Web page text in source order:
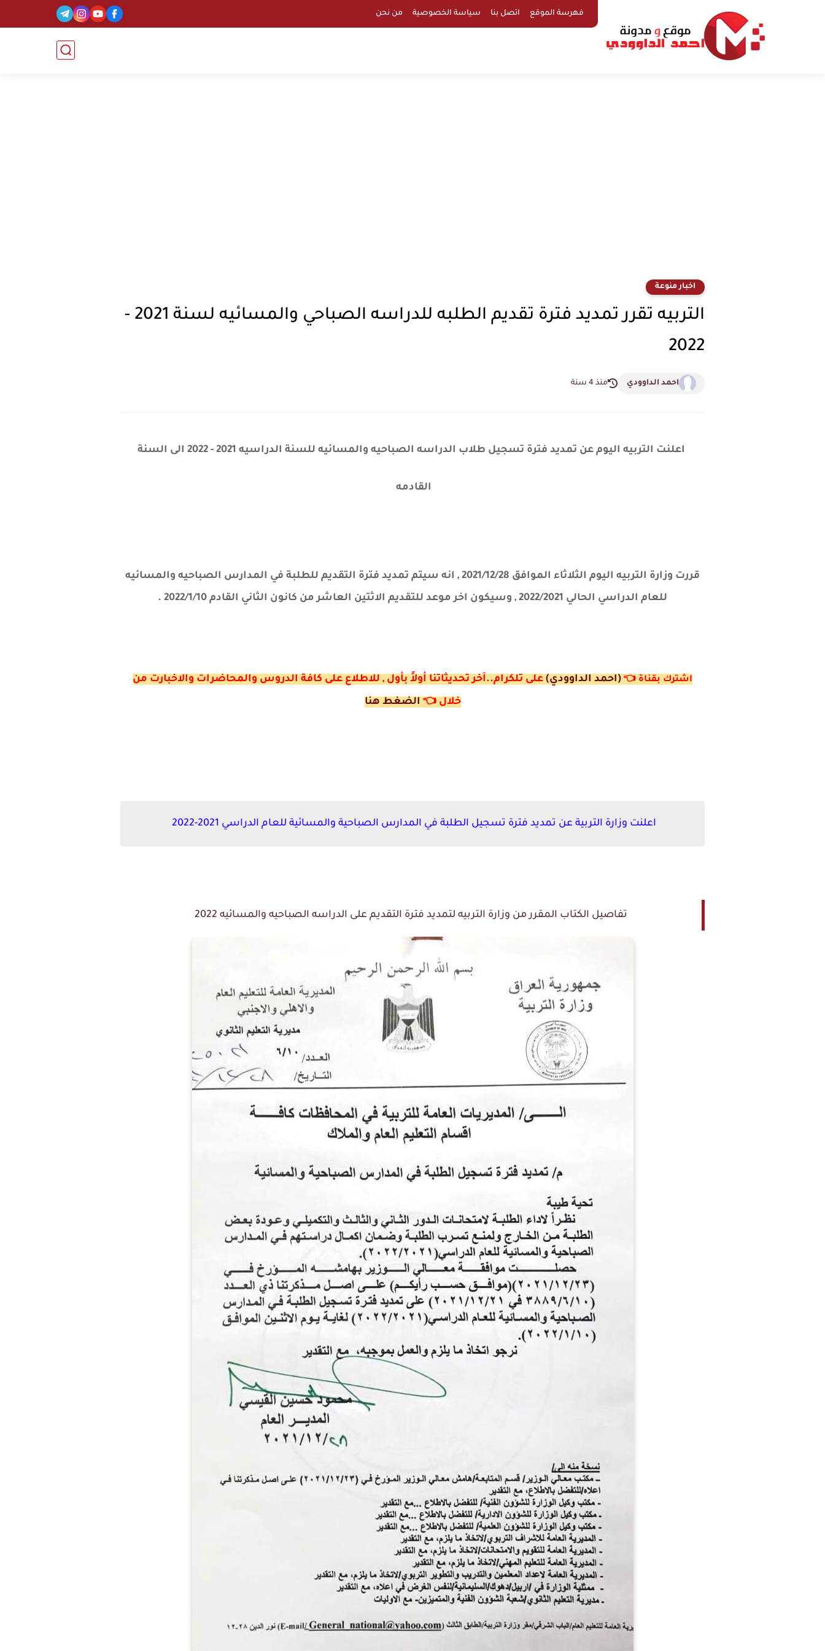
فهرسة الموقع اتصل بنا سياسة الخصوصية من نحن
اخبار منوعة
التربيه تقرر تمديد فترة تقديم الطلبه للدراسه الصباحي والمسائيه لسنة 2021 -
2022
احمد الداوودي منذ 4 سنة
اعلنت التربيه اليوم عن تمديد فترة تسجيل طلاب الدراسه الصباحيه والمسائيه للسنة الدراسيه 2021 - 2022 الى السنة
القادمه
قررت وزارة التربيه اليوم الثلاثاء الموافق 2021/12/28 , انه سيتم تمديد فترة التقديم للطلبة في المدارس الصباحيه والمسائيه
للعام الدراسي الحالي 2022/2021 , وسيكون اخر موعد للتقديم الاثتين العاشر من كانون الثاني القادم 2022/1/10 .
اشترك بقناة 👈 (احمد الداوودي) على تلكرام..آخر تحديثاتنا أولاً بأول , للاطلاع على كافة الدروس والمحاضرات والاخبارت من
خلال👈 الضغط هنا
اعلنت وزارة التربية عن تمديد فترة تسجيل الطلبة في المدارس الصباحية والمسائية للعام الدراسي 2021-2022
تفاصيل الكتاب المقرر من وزارة التربيه لتمديد فترة التقديم على الدراسه الصباحيه والمسائيه 2022